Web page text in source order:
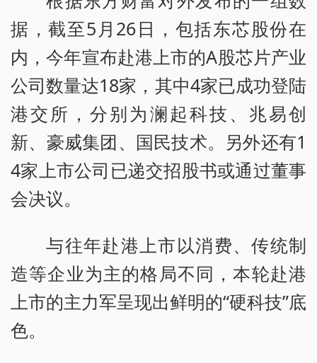
据，截至5月26日，包括东芯股份在
内，今年宣布赴港上市的A股芯片产业
公司数量达18家，其中4家已成功登陆
港交所，分别为澜起科技、兆易创
新、豪威集团、国民技术。另外还有1
4家上市公司已递交招股书或通过董事
会决议。
与往年赴港上市以消费、传统制
造等企业为主的格局不同，本轮赴港
上市的主力军呈现出鲜明的“硬科技”底
色。